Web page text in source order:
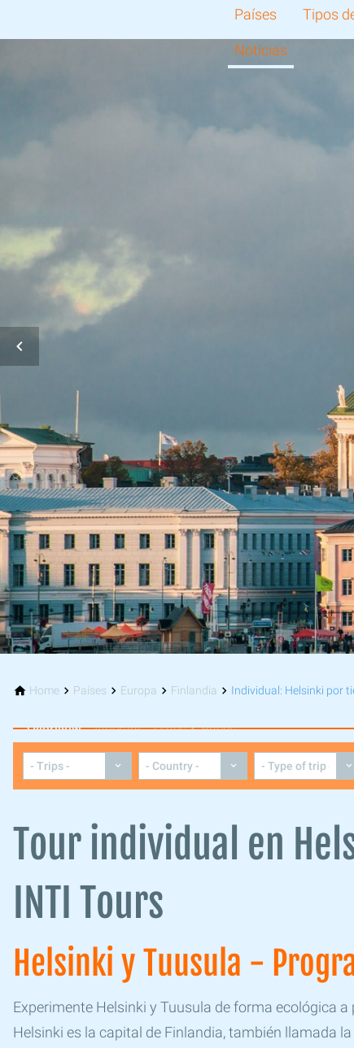
Países Tipos
Noticias
Home Países Europa Finlandia Individual: Helsinki por
Overview Itinerary Dates & Prices
Tour individual en
INTI Tours
Helsinki y Tuusula -
Experimente Helsinki y Tuusula de forma ecológica a
Helsinki es la capital de Finlandia, también llamada